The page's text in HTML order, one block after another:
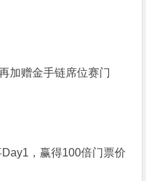
加赠金手链席位赛门
，赢得100倍门票价